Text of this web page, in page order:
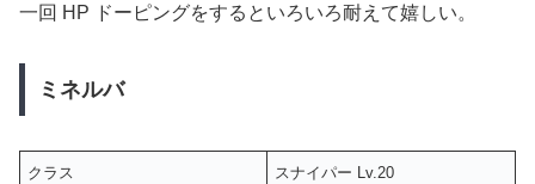
一回 HP ドーピングをするといろいろ耐えて嬉しい。
ミネルバ
クラス スナイパー Lv.20